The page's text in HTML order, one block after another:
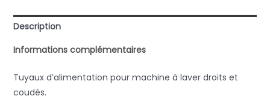
Description
Informations complémentaires
Tuyaux d’alimentation pour machine à laver droits et
coudés.